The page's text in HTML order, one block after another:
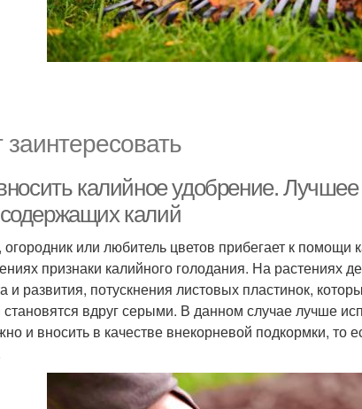
калийное удобрение.
калий
или любитель цветов прибегает к помощи
признаки калийного голодания. На растениях
и развития, потускнения листовых пластинок,
становятся вдруг серыми. В данном случае лучше
и вносить в качестве внекорневой подкормки, то